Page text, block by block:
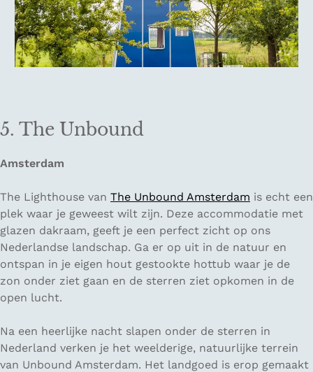
5. The Unbound
Amsterdam
The Lighthouse van The Unbound Amsterdam is echt een
plek waar je geweest wilt zijn. Deze accommodatie met
glazen dakraam, geeft je een perfect zicht op ons
Nederlandse landschap. Ga er op uit in de natuur en
ontspan in je eigen hout gestookte hottub waar je de
zon onder ziet gaan en de sterren ziet opkomen in de
open lucht.
Na een heerlijke nacht slapen onder de sterren in
Nederland verken je het weelderige, natuurlijke terrein
van Unbound Amsterdam. Het landgoed is erop gemaakt